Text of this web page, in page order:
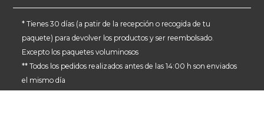
ALEMANIA
PAÍSES BAJOS
* Tienes 30 días (a patir de la recepción o recogida de tu
paquete) para devolver los productos y ser reembolsado.
Excepto los paquetes voluminosos
** Todos los pedidos realizados antes de las 14:00 h son enviados
el mismo día